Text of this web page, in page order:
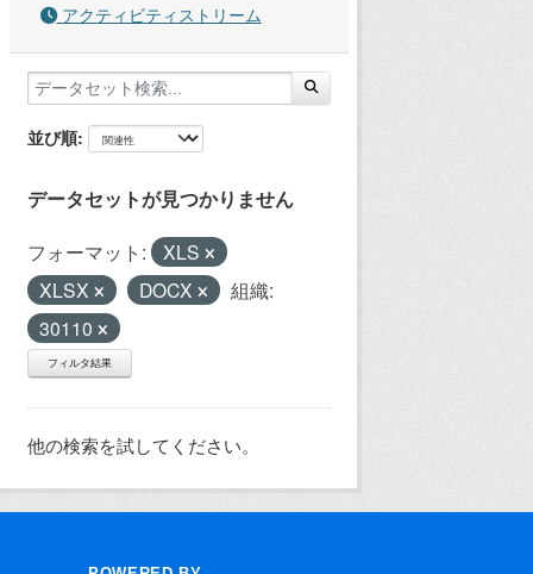
アクティビティストリーム
並び順
データセットが見つかりません
フォーマット:
XLS
XLSX
DOCX
組織:
30110
フィルタ結果
他の検索を試してください。